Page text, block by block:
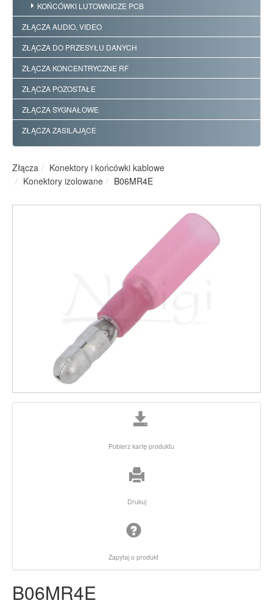
KOŃCÓWKI LUTOWNICZE PCB
ZŁĄCZA AUDIO, VIDEO
ZŁĄCZA DO PRZESYŁU DANYCH
ZŁĄCZA KONCENTRYCZNE RF
ZŁĄCZA POZOSTAŁE
ZŁĄCZA SYGNAŁOWE
ZŁĄCZA ZASILAJĄCE
Złącza
Konektory i końcówki kablowe
Konektory izolowane
B06MR4E
Pobierz kartę produktu
Drukuj
Zapytaj o produkt
B06MR4E